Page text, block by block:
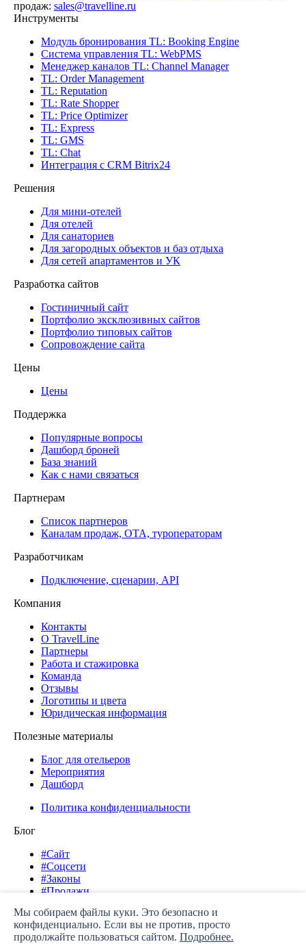
продаж: sales@travelline.ru
Инструменты
Модуль бронирования TL: Booking Engine
Система управления TL: WebPMS
Менеджер каналов TL: Channel Manager
TL: Order Management
TL: Reputation
TL: Rate Shopper
TL: Price Optimizer
TL: Express
TL: GMS
TL: Chat
Интеграция с CRM Bitrix24
Решения
Для мини-отелей
Для отелей
Для санаториев
Для загородных объектов и баз отдыха
Для сетей апартаментов и УК
Разработка сайтов
Гостиничный сайт
Портфолио эксклюзивных сайтов
Портфолио типовых сайтов
Сопровождение сайта
Цены
Цены
Поддержка
Популярные вопросы
Дашборд броней
База знаний
Как с нами связаться
Партнерам
Список партнеров
Каналам продаж, ОТА, туроператорам
Разработчикам
Подключение, сценарии, API
Компания
Контакты
О TravelLine
Партнеры
Работа и стажировка
Команда
Отзывы
Логотипы и цвета
Юридическая информация
Полезные материалы
Блог для отельеров
Мероприятия
Дашборд
Политика конфиденциальности
Блог
#Сайт
#Соцсети
#Законы
#Продажи
#Кейсы
#Инструменты TL
Мы собираем файлы куки. Это безопасно и
конфиденциально. Если вы не против, просто
продолжайте пользоваться сайтом. Подробнее.